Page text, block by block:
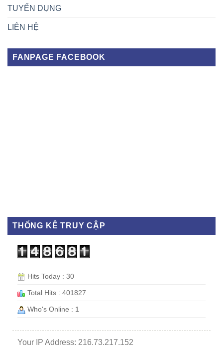
TUYỂN DỤNG
LIÊN HỆ
FANPAGE FACEBOOK
THỐNG KÊ TRUY CẬP
Hits Today : 30
Total Hits : 401827
Who's Online : 1
Your IP Address: 216.73.217.152